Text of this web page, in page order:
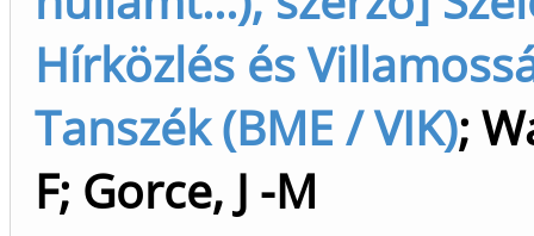
Hírközlés és
Tanszék (BME / VIK);
F; Gorce, J -M